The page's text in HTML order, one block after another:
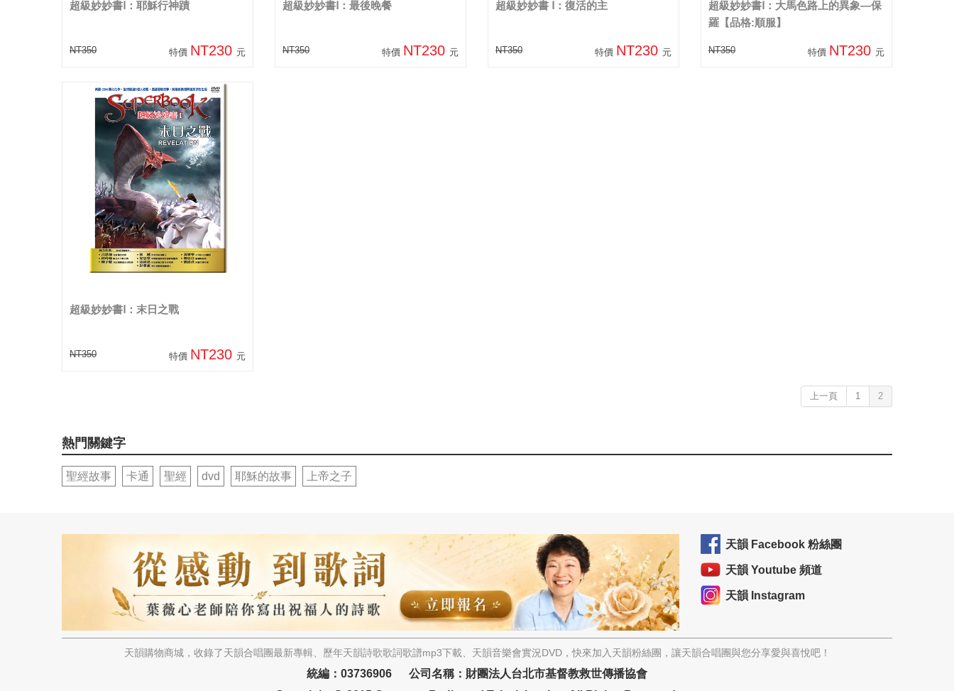
超級妙妙書Ⅰ：耶穌行神蹟
NT350 特價 NT230 元
超級妙妙書Ⅰ：最後晚餐
NT350 特價 NT230 元
超級妙妙書 Ⅰ：復活的主
NT350 特價 NT230 元
超級妙妙書Ⅰ：大馬色路上的異象—保
羅【品格:順服】
NT350 特價 NT230 元
超級妙妙書Ⅰ：末日之戰
NT350 特價 NT230 元
上一頁 1 2
熱門關鍵字
聖經故事 卡通 聖經 dvd 耶穌的故事 上帝之子
天韻 Facebook 粉絲團
天韻 Youtube 頻道
天韻 Instagram
天韻購物商城，收錄了天韻合唱團最新專輯、歷年天韻詩歌歌詞歌譜mp3下載、天韻音樂會實況DVD，快來加入天韻粉絲團，讓天韻合唱團與您分享愛與喜悅吧！
統編：03736906 公司名稱：財團法人台北市基督教救世傳播協會